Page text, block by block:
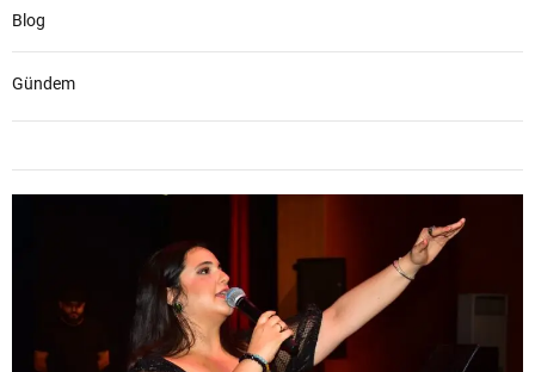
Blog
Gündem